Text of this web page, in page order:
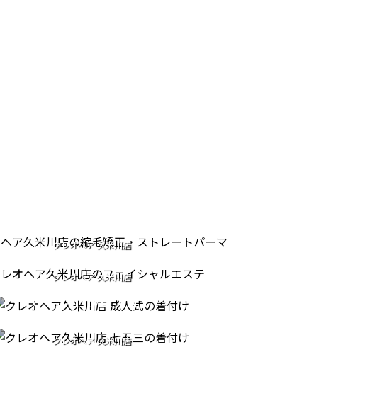
クレオヘア 久米川店
FACIAL CARE
クレオヘア 久米川店
COMING OF AGE
CEREMONY
成人式の着付け
753
クレオヘア 久米川店